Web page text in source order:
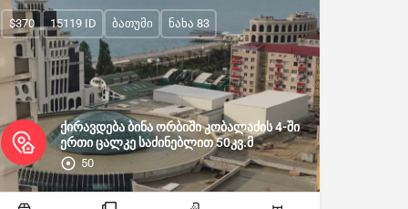
ქირავდება ბინა ორბიში კობალაძის 4-ში
ერთი ცალკე საძინებლით 50კვ.მ
50
$370 15119 ID ბათუმი ნახა 83